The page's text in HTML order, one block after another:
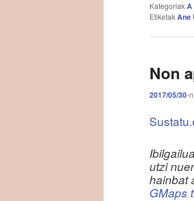
KategoriakA
EtiketakAne
Non
2017/05/30-n
utzi
hainbat
GMaps